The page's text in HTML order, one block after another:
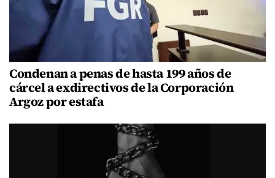
Condenan a penas de hasta 199 años de
cárcel a exdirectivos de la Corporación
Argoz por estafa